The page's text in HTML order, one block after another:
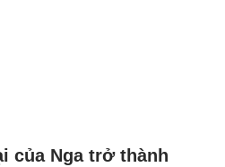
của Nga trở thành